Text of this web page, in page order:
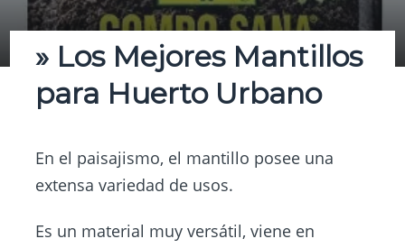
» Los Mejores Mantillos
para Huerto Urbano
En el paisajismo, el mantillo posee una
extensa variedad de usos.
Es un material muy versátil, viene en